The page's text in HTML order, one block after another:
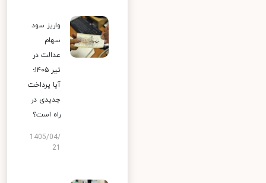
واریز سود
سهام
عدالت در
تیر ۱۴۰۵؛
آیا پرداخت
جدیدی در
راه است؟
1405/04/